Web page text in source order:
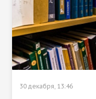
30 декабря, 13:46